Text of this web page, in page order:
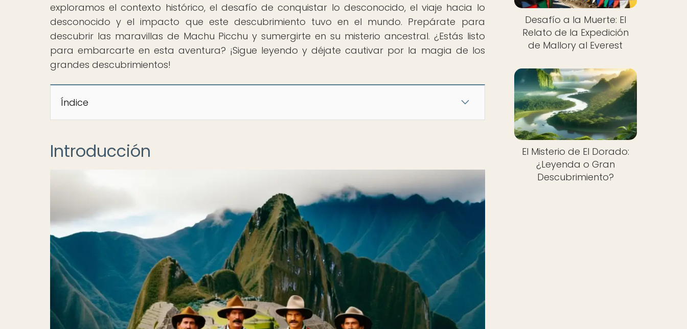
exploramos el contexto histórico, el desafío de conquistar lo desconocido, el viaje hacia lo
desconocido y el impacto que este descubrimiento tuvo en el mundo. Prepárate para
descubrir las maravillas de Machu Picchu y sumergirte en su misterio ancestral. ¿Estás listo
para embarcarte en esta aventura? ¡Sigue leyendo y déjate cautivar por la magia de los
grandes descubrimientos!
Índice
Introducción
Desafío a la Muerte: El
Relato de la Expedición
de Mallory al Everest
El Misterio de El Dorado:
¿Leyenda o Gran
Descubrimiento?